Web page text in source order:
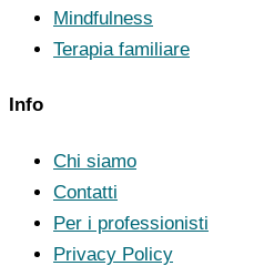
Mindfulness
Terapia familiare
Info
Chi siamo
Contatti
Per i professionisti
Privacy Policy